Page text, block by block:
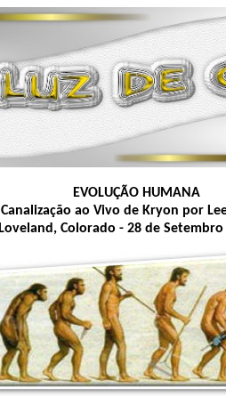
EVOLUÇÃO HUMANA
Canalização ao Vivo de Kryon por Lee
Loveland, Colorado - 28 de Setembro